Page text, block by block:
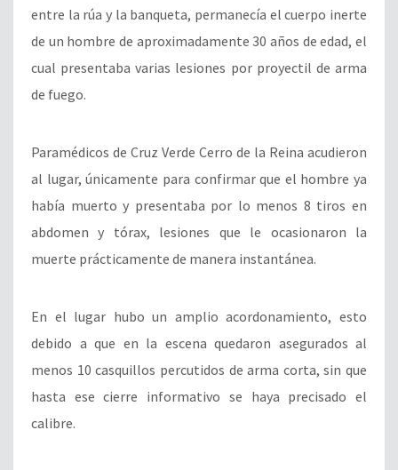
entre la rúa y la banqueta, permanecía el cuerpo inerte
de un hombre de aproximadamente 30 años de edad, el
cual presentaba varias lesiones por proyectil de arma
de fuego.
Paramédicos de Cruz Verde Cerro de la Reina acudieron
al lugar, únicamente para confirmar que el hombre ya
había muerto y presentaba por lo menos 8 tiros en
abdomen y tórax, lesiones que le ocasionaron la
muerte prácticamente de manera instantánea.
En el lugar hubo un amplio acordonamiento, esto
debido a que en la escena quedaron asegurados al
menos 10 casquillos percutidos de arma corta, sin que
hasta ese cierre informativo se haya precisado el
calibre.